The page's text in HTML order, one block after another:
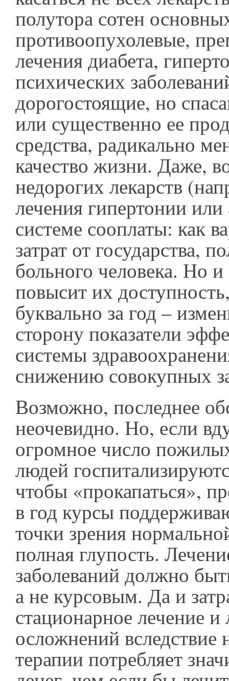
полутора сотен
противоопухолевые,
лечения диабета,
психических
дорогостоящие, но
или существенно ее
средства, радикально
качество жизни. Даже,
недорогих лекарств
лечения гипертонии
системе сооплаты: как
затрат от государства,
больного человека. Но и
повысит их
буквально за год –
сторону показатели
системы
снижению совокупных
Возможно, последнее
неочевидно. Но, если
огромное число
людей
чтобы «прокапаться»,
в год курсы
точки зрения
полная глупость.
заболеваний должно
а не курсовым. Да и
стационарное лечение и
осложнений вследствие
терапии потребляет